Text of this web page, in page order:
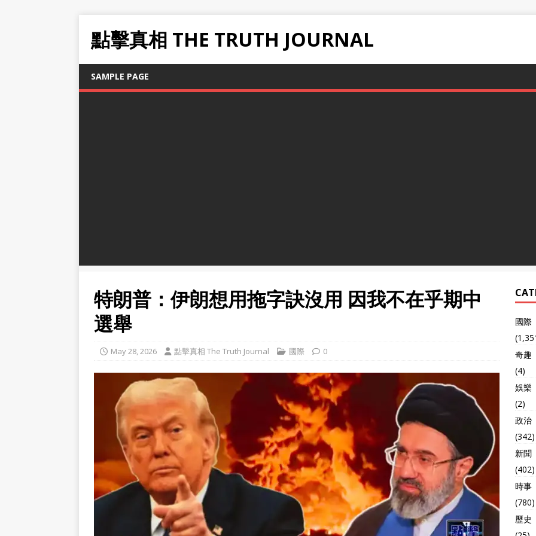
點擊真相 THE TRUTH JOURNAL
SAMPLE PAGE
特朗普：伊朗想用拖字訣沒用 因我不在乎期中
選舉
May 28, 2026 點擊真相 The Truth Journal 國際 0
國際
奇趣
(4)
娛樂
(2)
政治
(342)
新聞
(402)
時事
(780)
歷史